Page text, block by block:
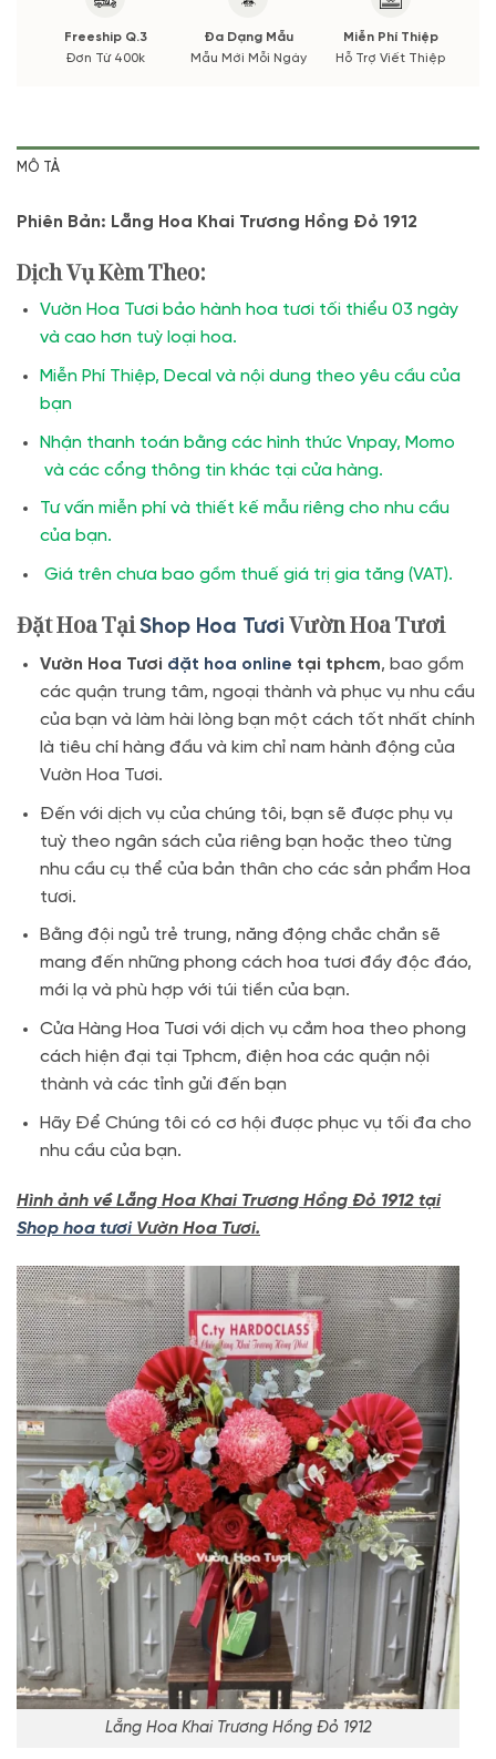
Freeship Q.3
Đơn Từ 400k
Đa Dạng Mẫu
Mẫu Mới Mỗi Ngày
Miễn Phí Thiệp
Hỗ Trợ Viết Thiệp
MÔ TẢ
Phiên Bản: Lẵng Hoa Khai Trương Hồng Đỏ 1912
Dịch Vụ Kèm Theo:
Vườn Hoa Tươi bảo hành hoa tươi tối thiểu 03 ngày
và cao hơn tuỳ loại hoa.
Miễn Phí Thiệp, Decal và nội dung theo yêu cầu của
bạn
Nhận thanh toán bằng các hình thức Vnpay, Momo
và các cổng thông tin khác tại cửa hàng.
Tư vấn miễn phí và thiết kế mẫu riêng cho nhu cầu
của bạn.
Giá trên chưa bao gồm thuế giá trị gia tăng (VAT).
Đặt Hoa TạiShop Hoa Tươi Vườn Hoa Tươi
Vườn Hoa Tươi đặt hoa online tại tphcm, bao gồm
các quận trung tâm, ngoại thành và phục vụ nhu cầu
của bạn và làm hài lòng bạn một cách tốt nhất chính
là tiêu chí hàng đầu và kim chỉ nam hành động của
Vườn Hoa Tươi.
Đến với dịch vụ của chúng tôi, bạn sẽ được phụ vụ
tuỳ theo ngân sách của riêng bạn hoặc theo từng
nhu cầu cụ thể của bản thân cho các sản phẩm Hoa
tươi.
Bằng đội ngủ trẻ trung, năng động chắc chắn sẽ
mang đến những phong cách hoa tươi đầy độc đáo,
mới lạ và phù hợp với túi tiền của bạn.
Cửa Hàng Hoa Tươi với dịch vụ cắm hoa theo phong
cách hiện đại tại Tphcm, điện hoa các quận nội
thành và các tỉnh gửi đến bạn
Hãy Để Chúng tôi có cơ hội được phục vụ tối đa cho
nhu cầu của bạn.
Hình ảnh về Lẵng Hoa Khai Trương Hồng Đỏ 1912 tại
Shop hoa tươiVườn Hoa Tươi.
Lẵng Hoa Khai Trương Hồng Đỏ 1912